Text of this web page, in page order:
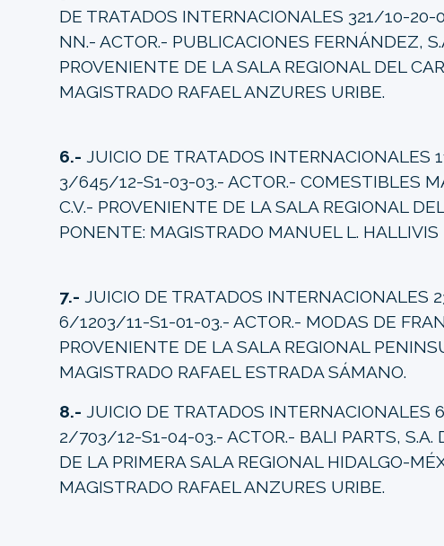
DE TRATADOS INTERNACIONALES 321/10-
NN.- ACTOR.- PUBLICACIONES FERNÁNDEZ,
PROVENIENTE DE LA SALA REGIONAL DEL
MAGISTRADO RAFAEL ANZURES URIBE.
6.- JUICIO DE TRATADOS INTERNACIONALES
3/645/12-S1-03-03.- ACTOR.- COMESTIBLES
C.V.- PROVENIENTE DE LA SALA REGIONAL
PONENTE: MAGISTRADO MANUEL L. HALLIVIS
7.- JUICIO DE TRATADOS INTERNACIONALES
6/1203/11-S1-01-03.- ACTOR.- MODAS DE
PROVENIENTE DE LA SALA REGIONAL
MAGISTRADO RAFAEL ESTRADA SÁMANO.
8.- JUICIO DE TRATADOS INTERNACIONALES
2/703/12-S1-04-03.- ACTOR.- BALI PARTS, S.A.
DE LA PRIMERA SALA REGIONAL HIDALGO-
MAGISTRADO RAFAEL ANZURES URIBE.